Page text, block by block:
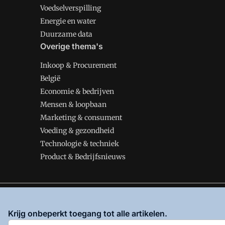
Voedselverspilling
Energie en water
Duurzame data
Overige thema's
Inkoop & Procurement
België
Economie & bedrijven
Mensen & loopbaan
Marketing & consument
Voeding & gezondheid
Technologie & techniek
Product & Bedrijfsnieuws
enPrivacy en Cookie beleid |Privacy instellingen
Krijg onbeperkt toegang tot alle artikelen.